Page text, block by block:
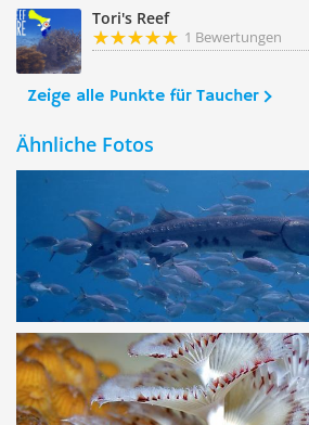
Tori's Reef
1 Bewertungen
Zeige alle Punkte für Taucher
Ähnliche Fotos